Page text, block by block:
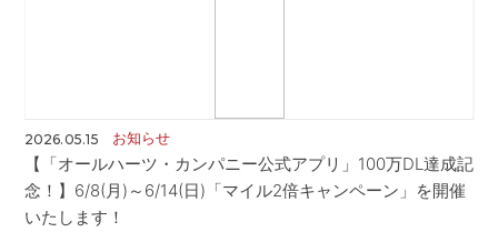
2026.05.15 お知らせ
【「オールハーツ・カンパニー公式アプリ」100万DL達成記
念！】6/8(月)～6/14(日)「マイル2倍キャンペーン」を開催
いたします！